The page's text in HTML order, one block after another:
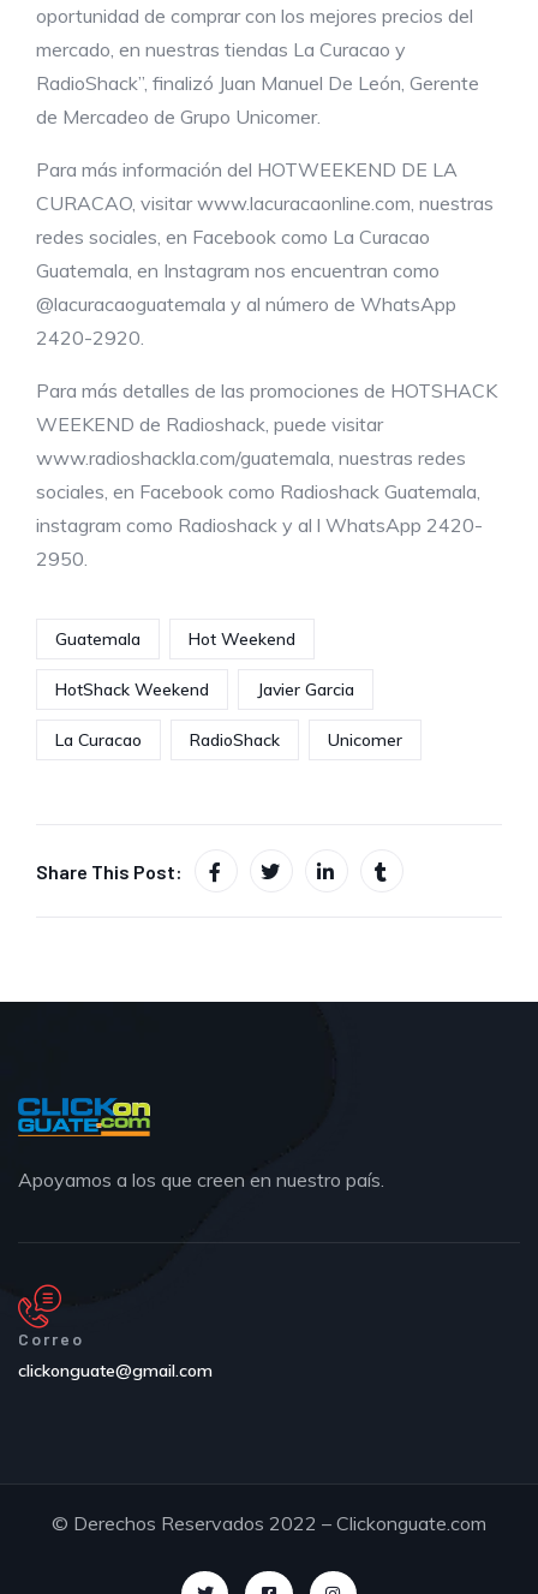
oportunidad de comprar con los mejores precios del
mercado, en nuestras tiendas La Curacao y
RadioShack”, finalizó Juan Manuel De León, Gerente
de Mercadeo de Grupo Unicomer.
Para más información del HOTWEEKEND DE LA
CURACAO, visitar www.lacuracaonline.com, nuestras
redes sociales, en Facebook como La Curacao
Guatemala, en Instagram nos encuentran como
@lacuracaoguatemala y al número de WhatsApp
2420-2920.
Para más detalles de las promociones de HOTSHACK
WEEKEND de Radioshack, puede visitar
www.radioshackla.com/guatemala, nuestras redes
sociales, en Facebook como Radioshack Guatemala,
instagram como Radioshack y al l WhatsApp 2420-
2950.
Guatemala Hot Weekend
HotShack Weekend Javier Garcia
La Curacao RadioShack Unicomer
Share This Post:
Apoyamos a los que creen en nuestro país.
Correo
clickonguate@gmail.com
© Derechos Reservados 2022 – Clickonguate.com